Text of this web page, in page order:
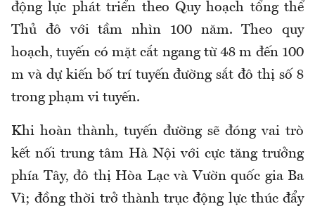
động lực phát triển theo Quy hoạch tổng thể
Thủ đô với tầm nhìn 100 năm. Theo quy
hoạch, tuyến có mặt cắt ngang từ 48 m đến 100
m và dự kiến bố trí tuyến đường sắt đô thị số 8
trong phạm vi tuyến.
Khi hoàn thành, tuyến đường sẽ đóng vai trò
kết nối trung tâm Hà Nội với cực tăng trưởng
phía Tây, đô thị Hòa Lạc và Vườn quốc gia Ba
Vì; đồng thời trở thành trục động lực thúc đẩy